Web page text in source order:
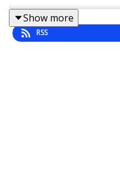
Au coeur du
Show more
RSS